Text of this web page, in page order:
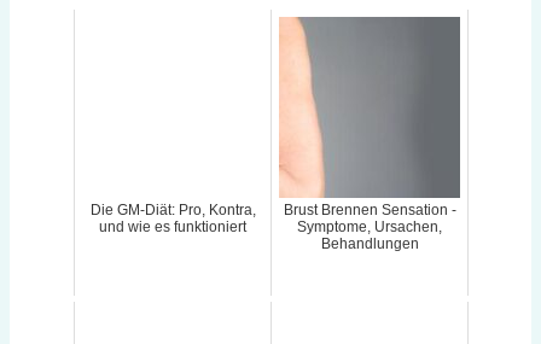
Die GM-Diät: Pro, Kontra,
und wie es funktioniert
Brust Brennen Sensation -
Symptome, Ursachen,
Behandlungen